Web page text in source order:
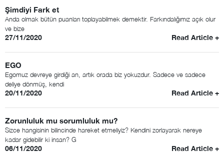
Şimdiyi Fark et
Anda olmak bütün puanları toplayabilmek demektir. Farkındalığımız açık olur
ve bize
27/11/2020 Read Article +
EGO
Egomuz devreye girdiği an, artık orada biz yokuzdur. Sadece ve sadece
deliye dönmüş, kendi
20/11/2020 Read Article +
Zorunluluk mu sorumluluk mu?
Sizce hangisinin bilincinde hareket etmeliyiz? Kendini zorlayarak nereye
kadar gidebilir ki insan? G
06/11/2020 Read Article +